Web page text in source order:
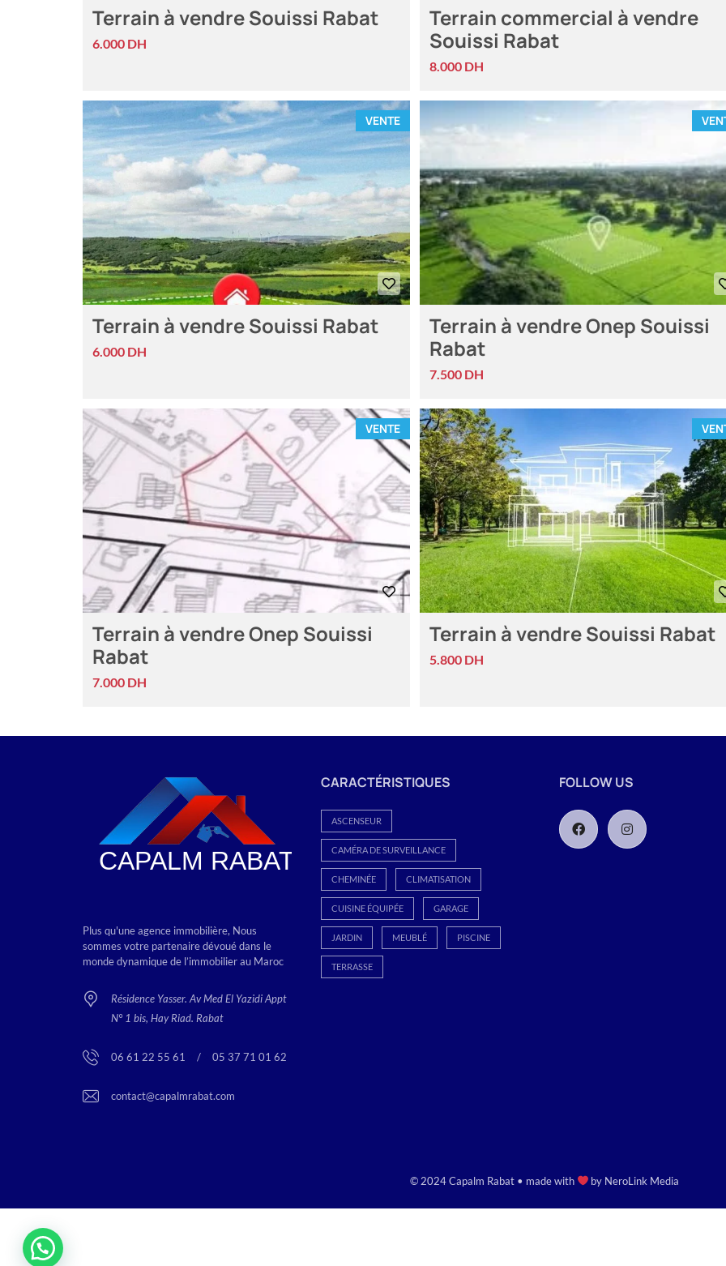
Terrain à vendre Souissi Rabat
6.000 DH
Terrain commercial à vendre
Souissi Rabat
8.000 DH
VENTE
Terrain à vendre Souissi Rabat
6.000 DH
Terrain à vendre Onep Souissi
Rabat
7.500 DH
VENTE
Terrain à vendre Onep Souissi
Rabat
7.000 DH
Terrain à vendre Souissi Rabat
5.800 DH
Plus qu'une agence immobilière, Nous
sommes votre partenaire dévoué dans le
monde dynamique de l’immobilier au Maroc
Résidence Yasser. Av Med El Yazidi Appt
N° 1 bis, Hay Riad. Rabat
06 61 22 55 61 / 05 37 71 01 62
contact@capalmrabat.com
CARACTÉRISTIQUES
ASCENSEUR
CAMÉRA DE SURVEILLANCE
CHEMINÉE CLIMATISATION
CUISINE ÉQUIPÉE GARAGE
JARDIN MEUBLÉ PISCINE
TERRASSE
FOLLOW US
© 2024 Capalm Rabat • made with by NeroLink Media